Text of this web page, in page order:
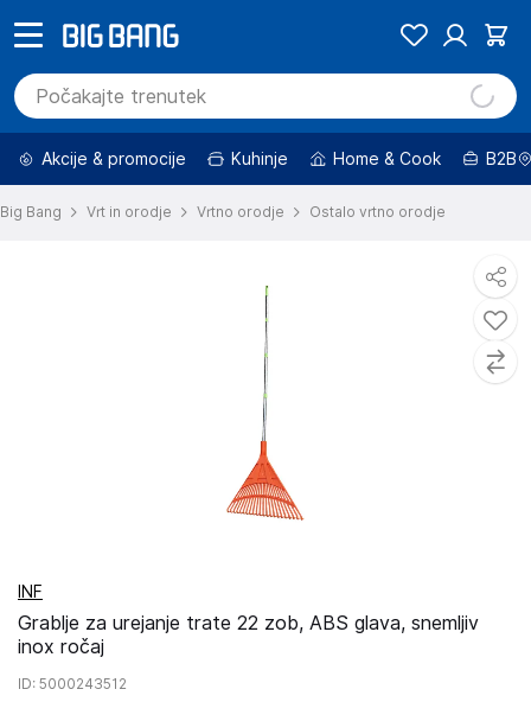
Akcije & promocije Kuhinje Home & Cook B2B
Big Bang Vrt in orodje Vrtno orodje Ostalo vrtno orodje
INF
Grablje za urejanje trate 22 zob, ABS glava, snemljiv
inox ročaj
ID: 5000243512